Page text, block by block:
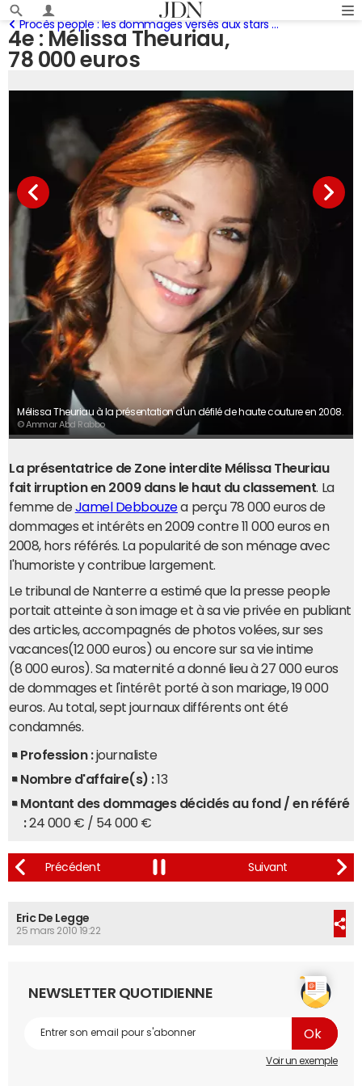
4e : Mélissa Theuriau,
78 000 euros
Procès people : les dommages versés aux stars en 2009
Mélissa Theuriau à la présentation d'un défilé de haute couture en 2008.
© Ammar Abd Rabbo
La présentatrice de Zone interdite Mélissa Theuriau
fait irruption en 2009 dans le haut du classement . La
femme de Jamel Debbouzea perçu 78 000 euros de
dommages et intérêts en 2009 contre 11 000 euros en
2008, hors référés. La popularité de son ménage avec
l'humoriste y contribue largement.
Le tribunal de Nanterre a estimé que la presse people
portait atteinte à son image et à sa vie privée en publiant
des articles, accompagnés de photos volées, sur ses
vacances(12 000 euros) ou encore sur sa vie intime
(8 000 euros). Sa maternité a donné lieu à 27 000 euros
de dommages et l'intérêt porté à son mariage, 19 000
euros. Au total, sept journaux différents ont été
condamnés.
Profession :journaliste
Nombre d'affaire(s) :13
Montant des dommages décidés au fond / en référé
:24 000 € / 54 000 €
Eric De Legge
25 mars 2010 19:22
NEWSLETTER QUOTIDIENNE
Voir un exemple